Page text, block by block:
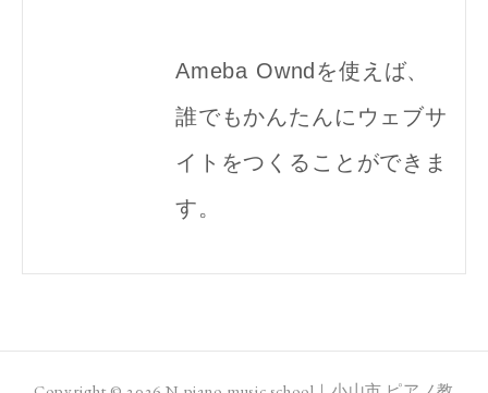
Ameba Owndを使えば、
誰でもかんたんにウェブサ
イトをつくることができま
す。